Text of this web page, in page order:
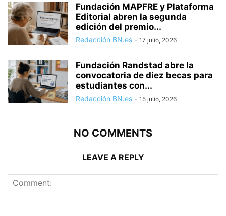
Fundación MAPFRE y Plataforma
Editorial abren la segunda
edición del premio...
Redacción BN.es - 17 julio, 2026
Fundación Randstad abre la
convocatoria de diez becas para
estudiantes con...
Redacción BN.es - 15 julio, 2026
NO COMMENTS
LEAVE A REPLY